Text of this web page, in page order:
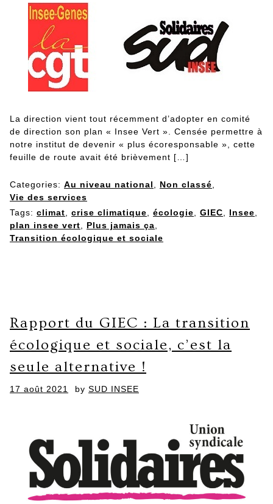
La direction vient tout récemment d’adopter en comité
de direction son plan « Insee Vert ». Censée permettre à
notre institut de devenir « plus écoresponsable », cette
feuille de route avait été brièvement […]
Categories: Au niveau national Non classé
Vie des services
Tags: climat crise climatique écologie GIEC Insee
plan insee vert
Plus jamais ça
Transition écologique et sociale
Rapport du GIEC : La transition
écologique et sociale, c’est la
seule alternative !
Posted
17 août 2021 by SUD INSEE